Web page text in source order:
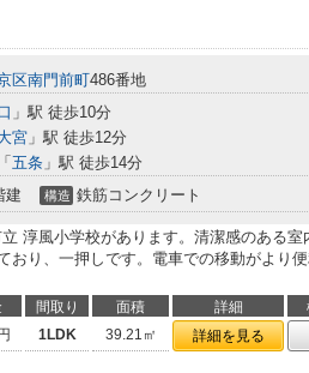
区南門前町486番地
」駅 徒歩10分
宮 」駅 徒歩12分
「 五条 」駅 徒歩14分
建 構造 鉄筋コンクリート
淳風小学校があります。清潔感のある室
おり、一押しです。電車での移動がより
間取り 面積 詳細
1LDK 39.21㎡ 詳細を見る